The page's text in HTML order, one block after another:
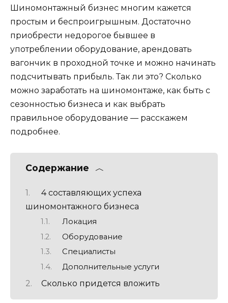
Шиномонтажный бизнес многим кажется
простым и беспроигрышным. Достаточно
приобрести недорогое бывшее в
употреблении оборудование, арендовать
вагончик в проходной точке и можно начинать
подсчитывать прибыль. Так ли это? Сколько
можно заработать на шиномонтаже, как быть с
сезонностью бизнеса и как выбрать
правильное оборудование — расскажем
подробнее.
Содержание
4 составляющих успеха
шиномонтажного бизнеса
Локация
Оборудование
Специалисты
Дополнительные услуги
Сколько придется вложить